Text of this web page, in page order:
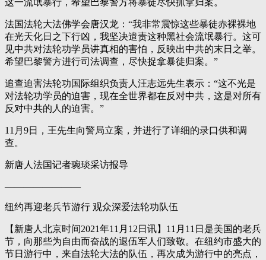
这一流氓暴行，希望巴黎警方将暴徒尽快抓拿归案。
法国法轮大法佛学会唐汉龙：“我非常震惊这些暴徒赤裸裸地
在光天化日之下行凶，我坚决遣责这种黑社会流氓暴行。这可
见中共对法轮功学员讲真相的害怕，反映出中共的末日之举。
希望巴黎警方进行司法调查，尽快捉拿暴徒归案。”
追查迫害法轮功国际组织负责人汪志远先生表示：“这不光是
对法轮功学员的迫害，现在全世界都在反对中共，这是对所有
反对中共的人的迫害。”
11月9日，王先生向警局立案，并进行了详细的录口供和调
查。
新唐人法国记者琬琰采访报导
————————
纽约再迎老兵节游行 观众深爱法轮功队伍
【新唐人北京时间2021年11月12日讯】11月11日是美国的老兵
节，向那些为自由而奋战的退伍军人们致敬。在纽约市盛大的
节日游行中，来自法轮大法的队伍，再次成为游行中的亮点，